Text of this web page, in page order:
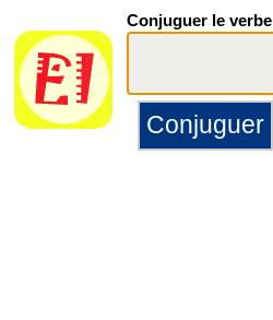
Conjuguer le verbe